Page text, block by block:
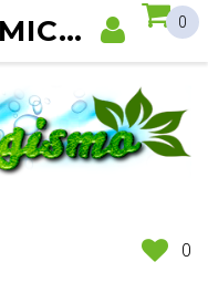
0
0
HEMIANTHUS MICRANTHEMOIDES